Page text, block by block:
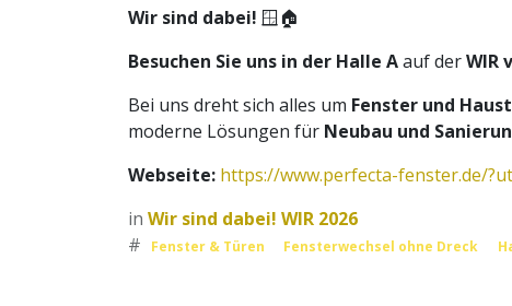
Wir sind dabei! 🪟🏠
Besuchen Sie uns in der Halle Aauf derWIR
Bei uns dreht sich alles um Fenster und
moderne Lösungen für Neubau und
Webseite: https://www.perfecta-fenster.de/
in Wir sind dabei! WIR 2026
#
Fenster & Türen Fensterwechsel ohne Dreck